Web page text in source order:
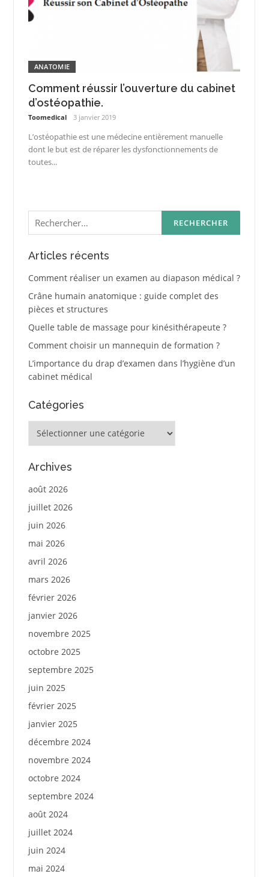
ANATOMIE
Comment réussir l’ouverture du cabinet
d’ostéopathie.
Toomedical 3 janvier 2019
L’ostéopathie est une médecine entièrement manuelle
dont le but est de réparer les dysfonctionnements de
toutes...
Rechercher :
Articles récents
Comment réaliser un examen au diapason médical ?
Crâne humain anatomique : guide complet des
pièces et structures
Quelle table de massage pour kinésithérapeute ?
Comment choisir un mannequin de formation ?
L’importance du drap d’examen dans l’hygiène d’un
cabinet médical
Catégories
Archives
août 2026
juillet 2026
juin 2026
mai 2026
avril 2026
mars 2026
février 2026
janvier 2026
novembre 2025
octobre 2025
septembre 2025
juin 2025
février 2025
janvier 2025
décembre 2024
novembre 2024
octobre 2024
septembre 2024
août 2024
juillet 2024
juin 2024
mai 2024